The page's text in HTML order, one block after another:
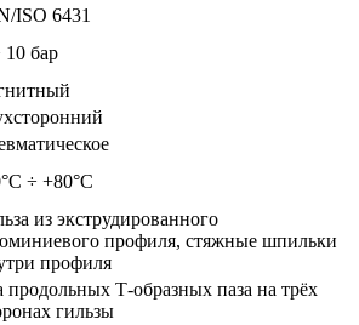
ISO 6431
10 бар
÷ +80°C
из экструдированного
профиля, стяжные шпильки
профиля
продольных Т-образных паза на трёх
гильзы